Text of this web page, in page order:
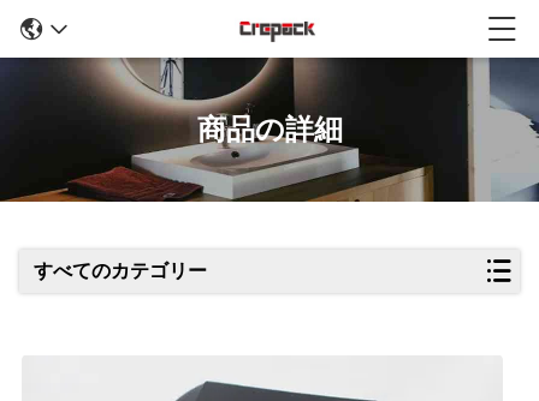
商品の詳細
すべてのカテゴリー